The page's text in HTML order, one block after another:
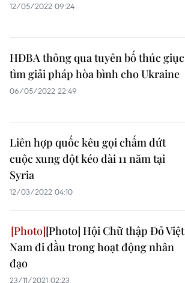
12/05/2022 09:24
HĐBA thông qua tuyên bố thúc giục
tìm giải pháp hòa bình cho Ukraine
06/05/2022 22:49
Liên hợp quốc kêu gọi chấm dứt
cuộc xung đột kéo dài 11 năm tại
Syria
12/03/2022 04:10
[Photo] Hội Chữ thập Đỏ Việt
Nam đi đầu trong hoạt động nhân
đạo
23/11/2021 02:23